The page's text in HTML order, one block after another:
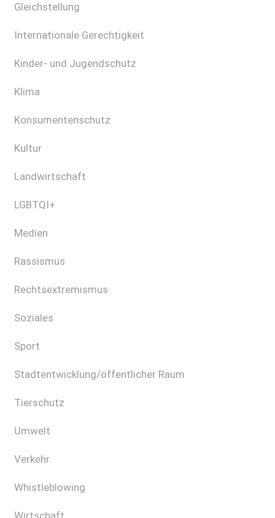
Gleichstellung
Internationale Gerechtigkeit
Kinder- und Jugendschutz
Klima
Konsumentenschutz
Kultur
Landwirtschaft
LGBTQI+
Medien
Rassismus
Rechtsextremismus
Soziales
Sport
Stadtentwicklung/öffentlicher Raum
Tierschutz
Umwelt
Verkehr
Whistleblowing
Wirtschaft